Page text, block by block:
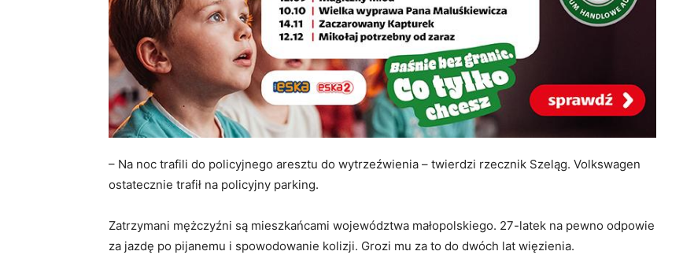
– Na noc trafili do policyjnego aresztu do wytrzeźwienia – twierdzi rzecznik Szeląg. Volkswagen
ostatecznie trafił na policyjny parking.
Zatrzymani mężczyźni są mieszkańcami województwa małopolskiego. 27-latek na pewno odpowie
za jazdę po pijanemu i spowodowanie kolizji. Grozi mu za to do dwóch lat więzienia.